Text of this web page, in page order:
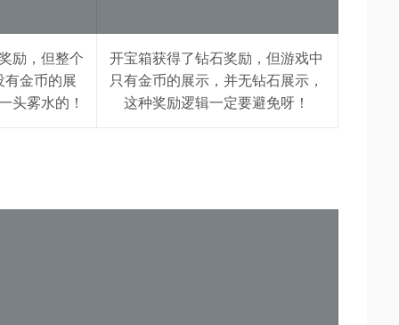
励，但整个
有金币的展
头雾水的！
开宝箱获得了钻石奖励，但游戏中
只有金币的展示，并无钻石展示，
这种奖励逻辑一定要避免呀！